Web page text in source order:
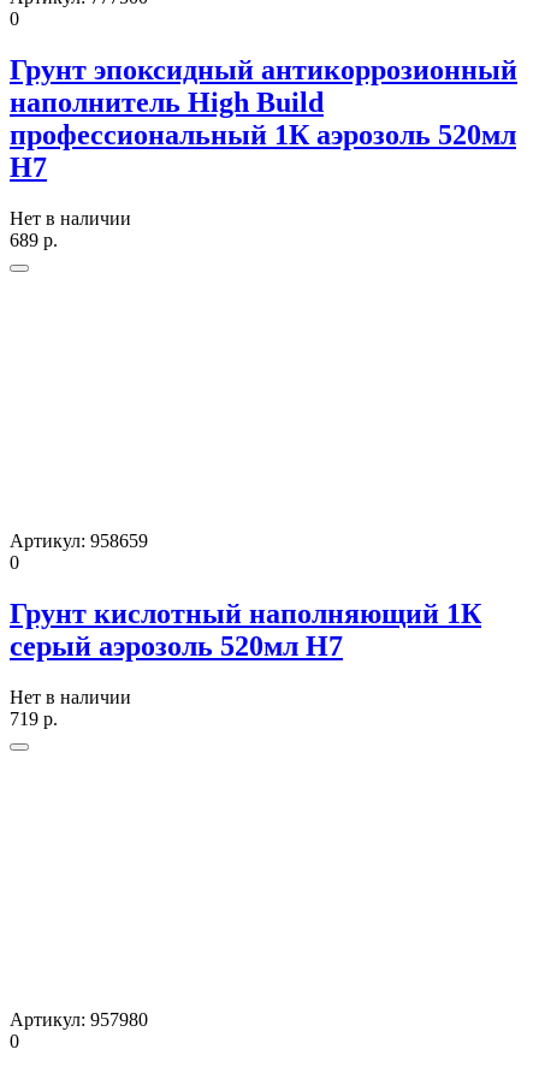
0
Грунт эпоксидный антикоррозионный
наполнитель High Build
профессиональный 1К аэрозоль 520мл
H7
Нет в наличии
689 р.
Артикул: 958659
0
Грунт кислотный наполняющий 1К
серый аэрозоль 520мл H7
Нет в наличии
719 р.
Артикул: 957980
0